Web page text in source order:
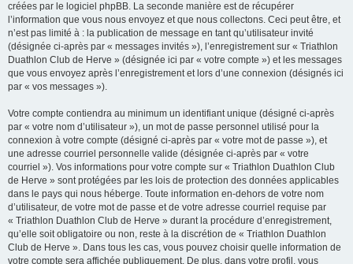
créées par le logiciel phpBB. La seconde manière est de récupérer
l’information que vous nous envoyez et que nous collectons. Ceci peut être, et
n’est pas limité à : la publication de message en tant qu’utilisateur invité
(désignée ci-après par « messages invités »), l’enregistrement sur « Triathlon
Duathlon Club de Herve » (désignée ici par « votre compte ») et les messages
que vous envoyez après l’enregistrement et lors d’une connexion (désignés ici
par « vos messages »).
Votre compte contiendra au minimum un identifiant unique (désigné ci-après
par « votre nom d’utilisateur »), un mot de passe personnel utilisé pour la
connexion à votre compte (désigné ci-après par « votre mot de passe »), et
une adresse courriel personnelle valide (désignée ci-après par « votre
courriel »). Vos informations pour votre compte sur « Triathlon Duathlon Club
de Herve » sont protégées par les lois de protection des données applicables
dans le pays qui nous héberge. Toute information en-dehors de votre nom
d’utilisateur, de votre mot de passe et de votre adresse courriel requise par
« Triathlon Duathlon Club de Herve » durant la procédure d’enregistrement,
qu’elle soit obligatoire ou non, reste à la discrétion de « Triathlon Duathlon
Club de Herve ». Dans tous les cas, vous pouvez choisir quelle information de
votre compte sera affichée publiquement. De plus, dans votre profil, vous